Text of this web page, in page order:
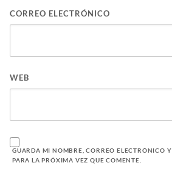
CORREO ELECTRÓNICO
WEB
GUARDA MI NOMBRE, CORREO ELECTRÓNICO
PARA LA PRÓXIMA VEZ QUE COMENTE.